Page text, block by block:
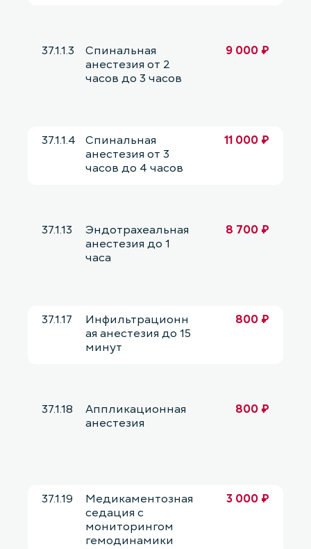
37.1.1.3
Спинальная
анестезия от 2
часов до 3 часов
9 000 ₽
37.1.1.4
Спинальная
анестезия от 3
часов до 4 часов
11 000 ₽
37.1.13
Эндотрахеальная
анестезия до 1
часа
8 700 ₽
37.1.17
Инфильтрационн
ая анестезия до 15
минут
800 ₽
37.1.18
Аппликационная
анестезия
800 ₽
37.1.19
Медикаментозная
седация с
мониторингом
гемодинамики
3 000 ₽